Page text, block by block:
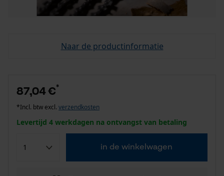
Naar de productinformatie
87,04 €*
*Incl. btw excl. verzendkosten
Levertijd 4 werkdagen na ontvangst van betaling
in de winkelwagen